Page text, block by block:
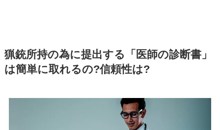
猟銃所持の為に提出する「医師の診断書」
は簡単に取れるの?信頼性は?